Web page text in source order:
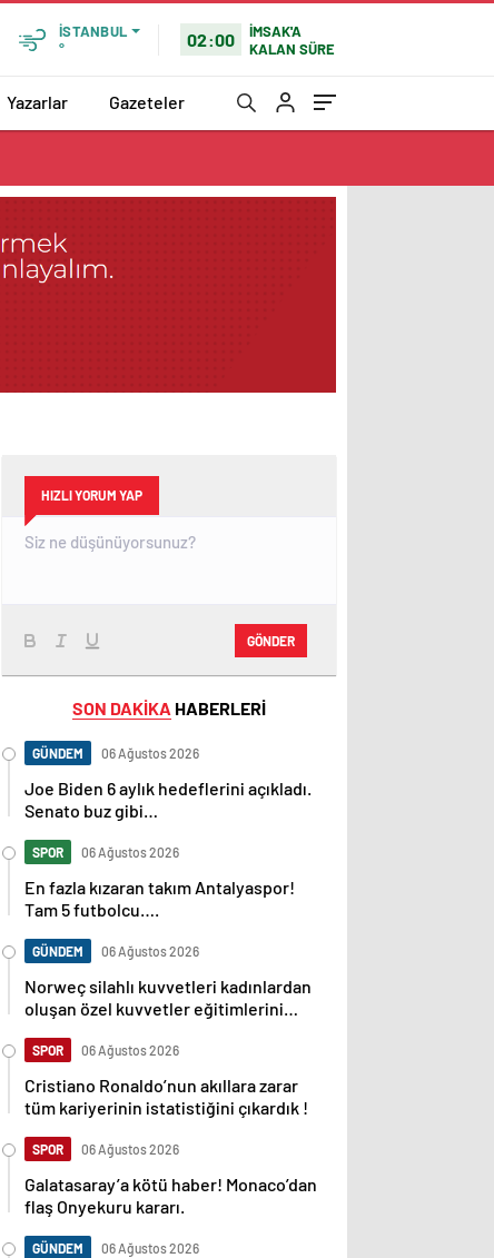
İSTANBUL
°
02:00
İMSAK'A
KALAN SÜRE
Yazarlar Gazeteler
HIZLI YORUM YAP
GÖNDER
SON DAKİKA HABERLERİ
GÜNDEM 06 Ağustos 2026
Joe Biden 6 aylık hedeflerini açıkladı.
Senato buz gibi…
SPOR 06 Ağustos 2026
En fazla kızaran takım Antalyaspor!
Tam 5 futbolcu….
GÜNDEM 06 Ağustos 2026
Norweç silahlı kuvvetleri kadınlardan
oluşan özel kuvvetler eğitimlerini
SPOR 06 Ağustos 2026
Cristiano Ronaldo’nun akıllara zarar
tüm kariyerinin istatistiğini çıkardık !
SPOR 06 Ağustos 2026
Galatasaray’a kötü haber! Monaco’dan
flaş Onyekuru kararı.
GÜNDEM 06 Ağustos 2026